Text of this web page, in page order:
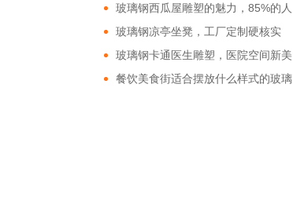
玻璃钢西瓜屋雕塑的魅力，85%的人
都非常的好奇!
玻璃钢凉亭坐凳，工厂定制硬核实
玻璃钢卡通医生雕塑，医院空间新美
餐饮美食街适合摆放什么样式的玻璃